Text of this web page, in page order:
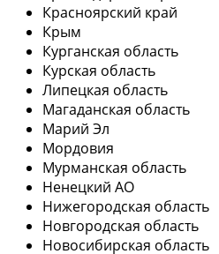
Красноярский край
Крым
Курганская область
Курская область
Липецкая область
Магаданская область
Марий Эл
Мордовия
Мурманская область
Ненецкий АО
Нижегородская область
Новгородская область
Новосибирская область